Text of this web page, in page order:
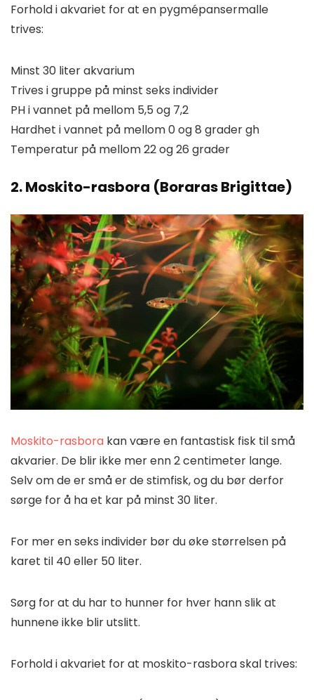
Forhold i akvariet for at en pygmépansermalle
trives:
Minst 30 liter akvarium
Trives i gruppe på minst seks individer
PH i vannet på mellom 5,5 og 7,2
Hardhet i vannet på mellom 0 og 8 grader gh
Temperatur på mellom 22 og 26 grader
2. Moskito-rasbora (Boraras Brigittae)
Moskito-rasbora kan være en fantastisk fisk til små
akvarier. De blir ikke mer enn 2 centimeter lange.
Selv om de er små er de stimfisk, og du bør derfor
sørge for å ha et kar på minst 30 liter.
For mer en seks individer bør du øke størrelsen på
karet til 40 eller 50 liter.
Sørg for at du har to hunner for hver hann slik at
hunnene ikke blir utslitt.
Forhold i akvariet for at moskito-rasbora skal trives: